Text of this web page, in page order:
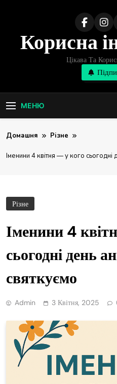
вмістуКорисна
Цікава Та
МЕНЮ
Домашня Різне
Іменини 4 квітня — у кого
Різне
Іменини 4
сьогодні день
святкуємо
Admin 3 Квітня, 2025